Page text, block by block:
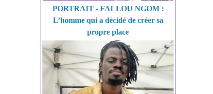
PORTRAIT - FALLOU NGOM :
L’homme qui a décidé de créer sa
propre place